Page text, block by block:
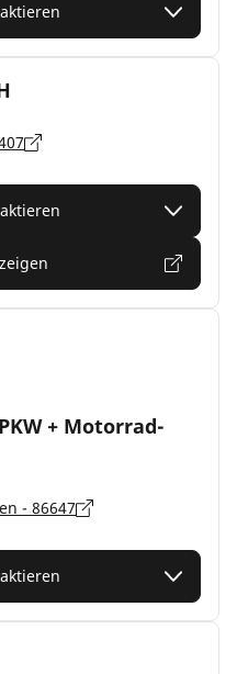
+ Motorrad-
- 86647